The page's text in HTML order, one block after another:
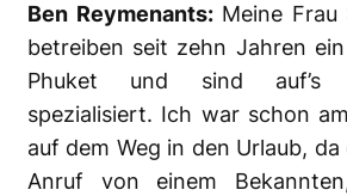
Ben Reymenants:Meine Frau
betreiben seit zehn Jahren
Phuket und sind auf’s
spezialisiert. Ich war schon
auf dem Weg in den Urlaub,
Anruf von einem